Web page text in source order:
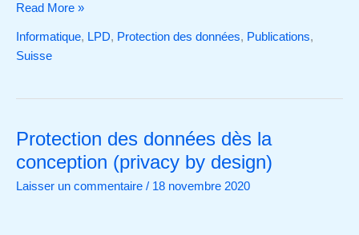
Read More »
Informatique, LPD, Protection des données, Publications,
Suisse
Protection des données dès la
conception (privacy by design)
Laisser un commentaire / 18 novembre 2020
Protection
des
dès